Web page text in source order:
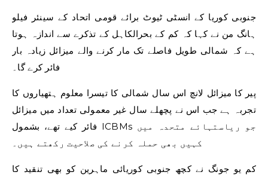
جنوبی کوریا کے انسٹی ٹیوٹ برائے قومی اتحاد کے سینئر فیلو
ہانگ من نے کہا کہ کم کے بحرالکاہل کے تذکرے سے اندازہ ہوتا
ہے کہ شمالی طویل فاصلے تک مار کرنے والے میزائل زیادہ بار
فائر کرے گا۔
پیر کا میزائل لانچ اس سال شمالی کا تیسرا معلوم ہتھیاروں کا
تجربہ ہے جب اس نے پچھلے سال غیر معمولی تعداد میں میزائل
فائر کیے تھے، بشمول ICBMs جو ریاستہائے متحدہ میں
کہیں بھی حملہ کرنے کی صلاحیت رکھتے ہیں۔
کم یو جونگ نے کچھ جنوبی کوریائی ماہرین کو بھی تنقید کا